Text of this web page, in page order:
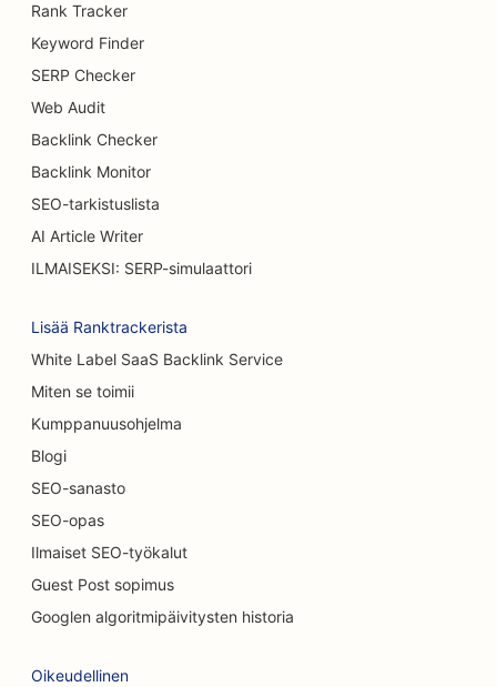
SEO rintojen suurennuspalveluille
SEO hampurilaisautoille
SEO Kakkukaupoille
SEO autokauppiaille
SEO palovammakirurgeille
SEO kahviloille
SEO matto &amp; lattia myymälöissä
SEO satunnaisille ravintoloille
hakukoneoptimointi
SEO kissakahviloille
SEO kiropraktikoille
SEO siivouspalveluille
SEO kahviloille
Rank Tracker
Keyword Finder
SERP Checker
Web Audit
Backlink Checker
Backlink Monitor
SEO-tarkistuslista
AI Article Writer
ILMAISEKSI: SERP-simulaattori
Lisää Ranktrackerista
White Label SaaS Backlink Service
Miten se toimii
Kumppanuusohjelma
Blogi
SEO-sanasto
SEO-opas
Ilmaiset SEO-työkalut
Guest Post sopimus
Googlen algoritmipäivitysten historia
Oikeudellinen